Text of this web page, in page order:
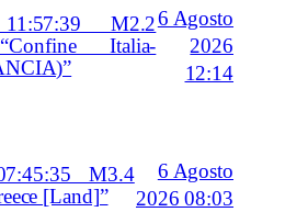
M2.2
Italia-
6 Agosto
2026
12:14
M3.4
[Land]”
6 Agosto
2026 08:03